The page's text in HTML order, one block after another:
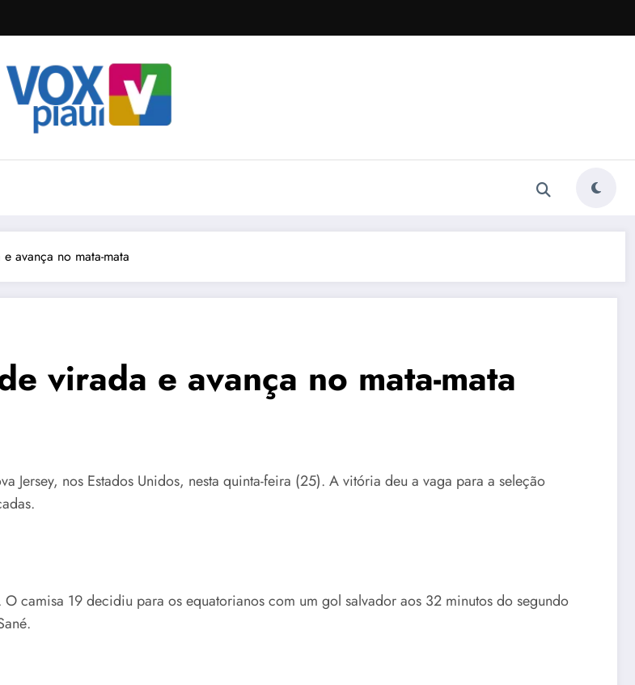
avança no mata-mata
virada e avança no mata-mata
nos Estados Unidos, nesta quinta-feira (25). A vitória deu a vaga para a seleção
camisa 19 decidiu para os equatorianos com um gol salvador aos 32 minutos do segundo